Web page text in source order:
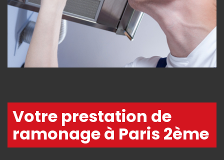
Votre prestation de
ramonage à Paris 2ème